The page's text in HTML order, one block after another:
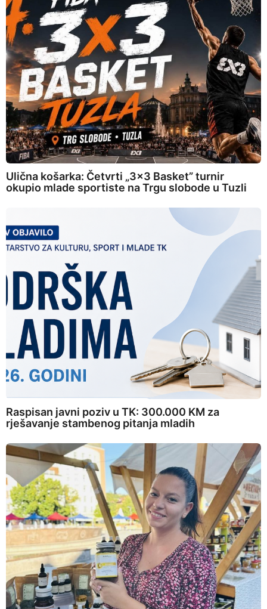
Ulična košarka: Četvrti „3×3 Basket” turnir
okupio mlade sportiste na Trgu slobode u Tuzli
Raspisan javni poziv u TK: 300.000 KM za
rješavanje stambenog pitanja mladih